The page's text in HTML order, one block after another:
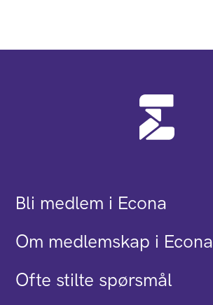
Bli medlem i Econa
Om medlemskap i Econa
Ofte stilte spørsmål